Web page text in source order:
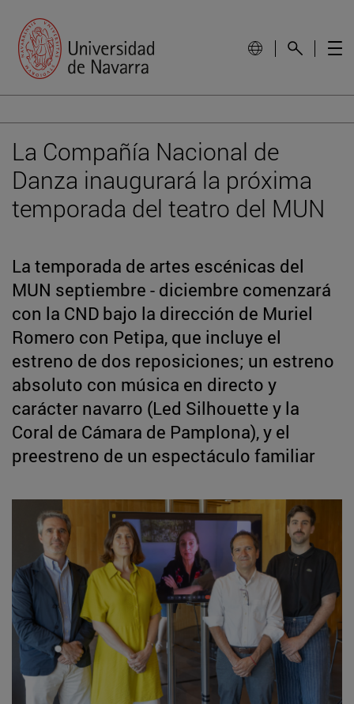
La Compañía Nacional de
Danza inaugurará la próxima
temporada del teatro del MUN
La temporada de artes escénicas del
MUN septiembre - diciembre comenzará
con la CND bajo la dirección de Muriel
Romero con Petipa, que incluye el
estreno de dos reposiciones; un estreno
absoluto con música en directo y
carácter navarro (Led Silhouette y la
Coral de Cámara de Pamplona), y el
preestreno de un espectáculo familiar